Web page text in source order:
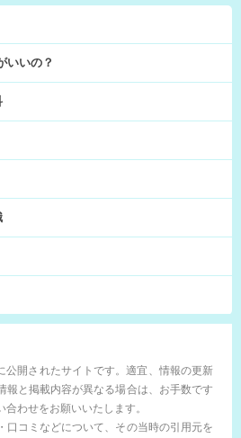
いいの？
公開されたサイトです。適宜、情報の更新
報と掲載内容が異なる場合は、お手数です
わせをお願いいたします。
口コミなどについて、その当時の引用元を